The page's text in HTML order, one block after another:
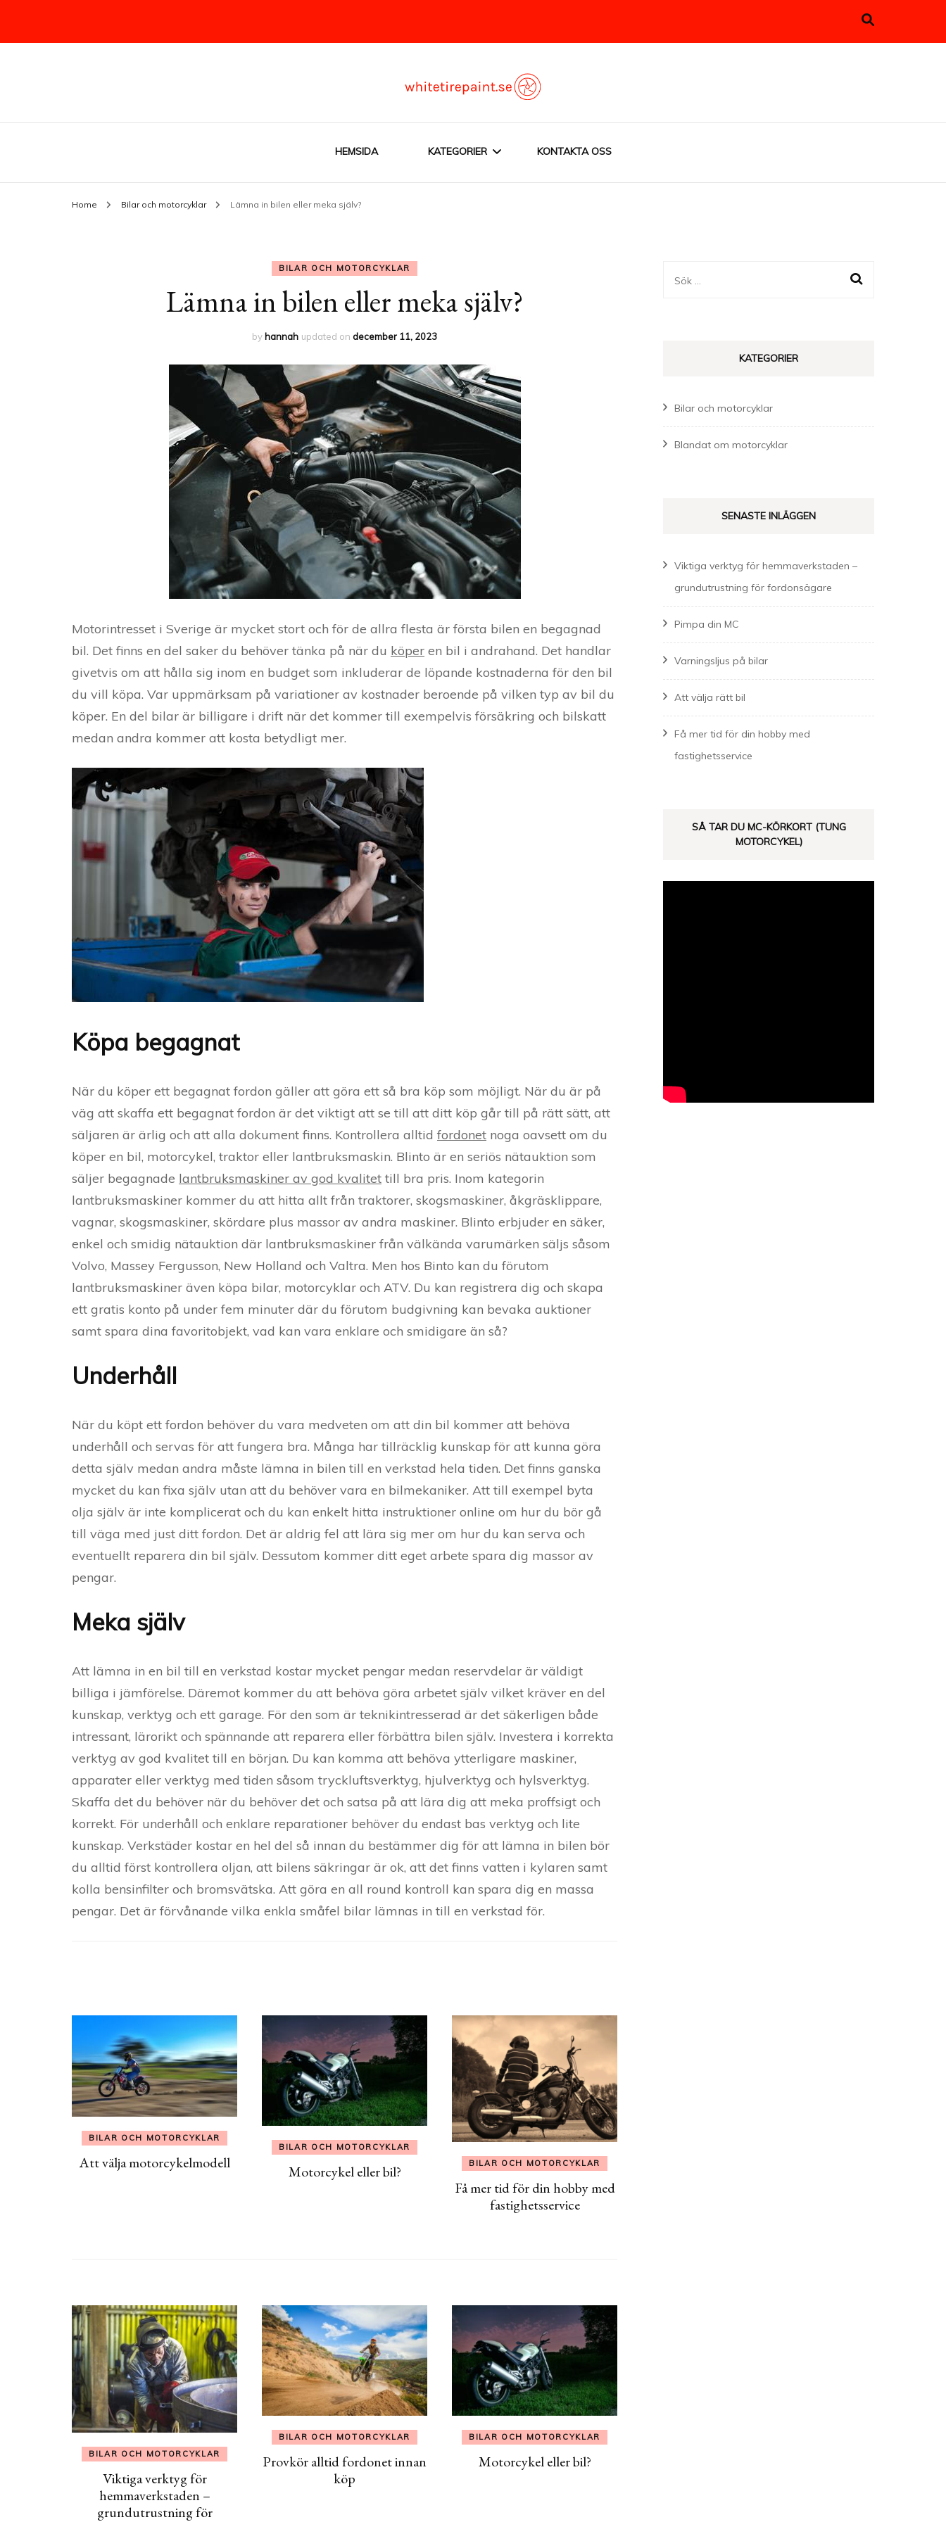
whitetirepaint.se HEMSIDA KATEGORIER KONTAKTA OSS
Home Bilar och motorcyklar Lämna in bilen eller meka själv?
BILAR OCH MOTORCYKLAR
Lämna in bilen eller meka själv?
by hannah updated on december 11, 2023
Motorintresset i Sverige är mycket stort och för de allra flesta är första bilen en begagnad
bil. Det finns en del saker du behöver tänka på när du köper en bil i andrahand. Det handlar
givetvis om att hålla sig inom en budget som inkluderar de löpande kostnaderna för den bil
du vill köpa. Var uppmärksam på variationer av kostnader beroende på vilken typ av bil du
köper. En del bilar är billigare i drift när det kommer till exempelvis försäkring och bilskatt
medan andra kommer att kosta betydligt mer.
Köpa begagnat
När du köper ett begagnat fordon gäller att göra ett så bra köp som möjligt. När du är på
väg att skaffa ett begagnat fordon är det viktigt att se till att ditt köp går till på rätt sätt, att
säljaren är ärlig och att alla dokument finns. Kontrollera alltid fordonet noga oavsett om du
köper en bil, motorcykel, traktor eller lantbruksmaskin. Blinto är en seriös nätauktion som
säljer begagnade lantbruksmaskiner av god kvalitet till bra pris. Inom kategorin
lantbruksmaskiner kommer du att hitta allt från traktorer, skogsmaskiner, åkgräsklippare,
vagnar, skogsmaskiner, skördare plus massor av andra maskiner. Blinto erbjuder en säker,
enkel och smidig nätauktion där lantbruksmaskiner från välkända varumärken säljs såsom
Volvo, Massey Fergusson, New Holland och Valtra. Men hos Binto kan du förutom
lantbruksmaskiner även köpa bilar, motorcyklar och ATV. Du kan registrera dig och skapa
ett gratis konto på under fem minuter där du förutom budgivning kan bevaka auktioner
samt spara dina favoritobjekt, vad kan vara enklare och smidigare än så?
Underhåll
När du köpt ett fordon behöver du vara medveten om att din bil kommer att behöva
underhåll och servas för att fungera bra. Många har tillräcklig kunskap för att kunna göra
detta själv medan andra måste lämna in bilen till en verkstad hela tiden. Det finns ganska
mycket du kan fixa själv utan att du behöver vara en bilmekaniker. Att till exempel byta
olja själv är inte komplicerat och du kan enkelt hitta instruktioner online om hur du bör gå
till väga med just ditt fordon. Det är aldrig fel att lära sig mer om hur du kan serva och
eventuellt reparera din bil själv. Dessutom kommer ditt eget arbete spara dig massor av
pengar.
Meka själv
Att lämna in en bil till en verkstad kostar mycket pengar medan reservdelar är väldigt
billiga i jämförelse. Däremot kommer du att behöva göra arbetet själv vilket kräver en del
kunskap, verktyg och ett garage. För den som är teknikintresserad är det säkerligen både
intressant, lärorikt och spännande att reparera eller förbättra bilen själv. Investera i korrekta
verktyg av god kvalitet till en början. Du kan komma att behöva ytterligare maskiner,
apparater eller verktyg med tiden såsom tryckluftsverktyg, hjulverktyg och hylsverktyg.
Skaffa det du behöver när du behöver det och satsa på att lära dig att meka proffsigt och
korrekt. För underhåll och enklare reparationer behöver du endast bas verktyg och lite
kunskap. Verkstäder kostar en hel del så innan du bestämmer dig för att lämna in bilen bör
du alltid först kontrollera oljan, att bilens säkringar är ok, att det finns vatten i kylaren samt
kolla bensinfilter och bromsvätska. Att göra en all round kontroll kan spara dig en massa
pengar. Det är förvånande vilka enkla småfel bilar lämnas in till en verkstad för.
BILAR OCH MOTORCYKLAR
Att välja motorcykelmodell
BILAR OCH MOTORCYKLAR
Motorcykel eller bil? BILAR OCH MOTORCYKLAR
Få mer tid för din hobby med
fastighetsservice
BILAR OCH MOTORCYKLAR
Viktiga verktyg för
hemmaverkstaden –
grundutrustning för
BILAR OCH MOTORCYKLAR
Provkör alltid fordonet innan
köp
BILAR OCH MOTORCYKLAR
Motorcykel eller bil?
Sök
KATEGORIER
Bilar och motorcyklar
Blandat om motorcyklar
SENASTE INLÄGGEN
Viktiga verktyg för hemmaverkstaden –
grundutrustning för fordonsägare
Pimpa din MC
Varningsljus på bilar
Att välja rätt bil
Få mer tid för din hobby med
fastighetsservice
SÅ TAR DU MC-KÖRKORT (TUNG
MOTORCYKEL)